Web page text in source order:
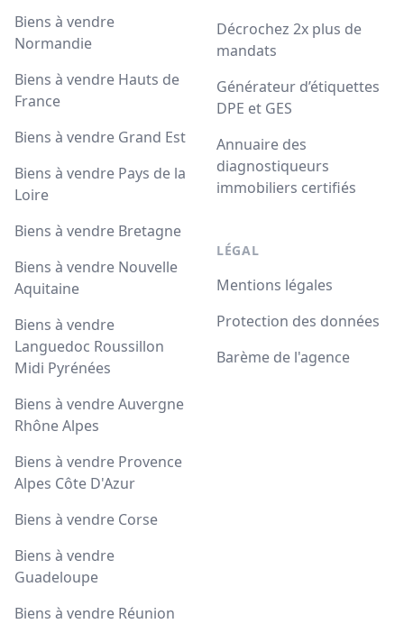
Biens à vendre
Normandie
Biens à vendre Hauts de
France
Biens à vendre Grand Est
Biens à vendre Pays de la
Loire
Biens à vendre Bretagne
Biens à vendre Nouvelle
Aquitaine
Biens à vendre
Languedoc Roussillon
Midi Pyrénées
Biens à vendre Auvergne
Rhône Alpes
Biens à vendre Provence
Alpes Côte D'Azur
Biens à vendre Corse
Biens à vendre
Guadeloupe
Biens à vendre Réunion
Décrochez 2x plus de
mandats
Générateur d’étiquettes
DPE et GES
Annuaire des
diagnostiqueurs
immobiliers certifiés
LÉGAL
Mentions légales
Protection des données
Barème de l'agence